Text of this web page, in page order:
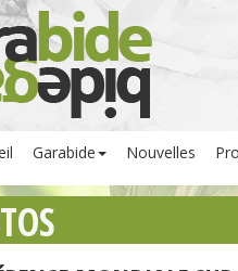
Garabide Nouvelles